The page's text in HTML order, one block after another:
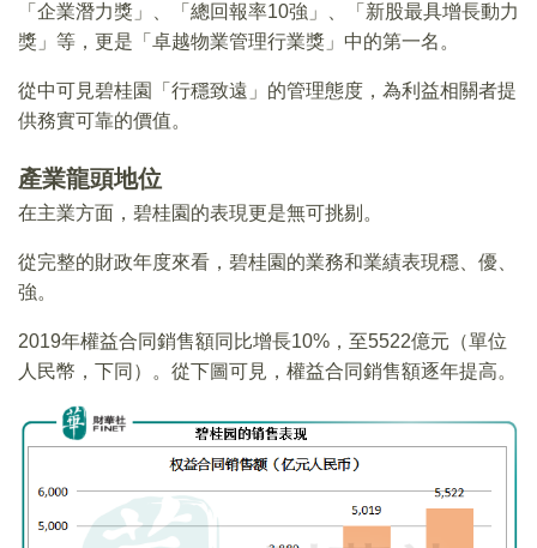
「企業潛力獎」、「總回報率10強」、「新股最具增長動力
獎」等，更是「卓越物業管理行業獎」中的第一名。
從中可見碧桂園「行穩致遠」的管理態度，為利益相關者提
供務實可靠的價值。
產業龍頭地位
在主業方面，碧桂園的表現更是無可挑剔。
從完整的財政年度來看，碧桂園的業務和業績表現穩、優、
強。
2019年權益合同銷售額同比增長10%，至5522億元（單位
人民幣，下同）。從下圖可見，權益合同銷售額逐年提高。